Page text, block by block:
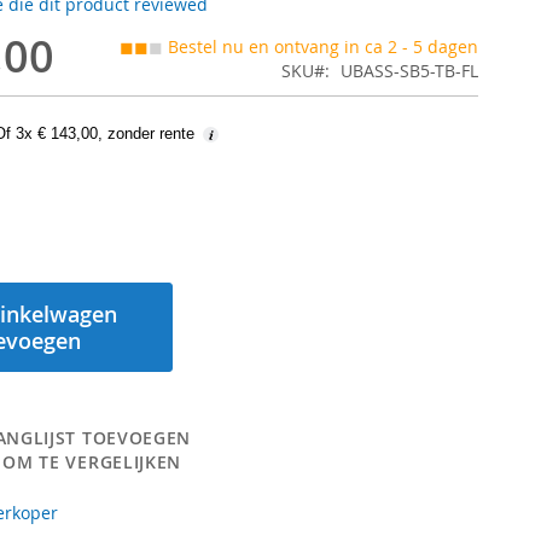
◼◼◼ Bestel nu en ontvang in ca 2 - 5 dagen
SKU
UBASS-SB5-TB-FL
3x € 143,00, zonder rente
TOEVOEGEN
TE VERGELIJKEN